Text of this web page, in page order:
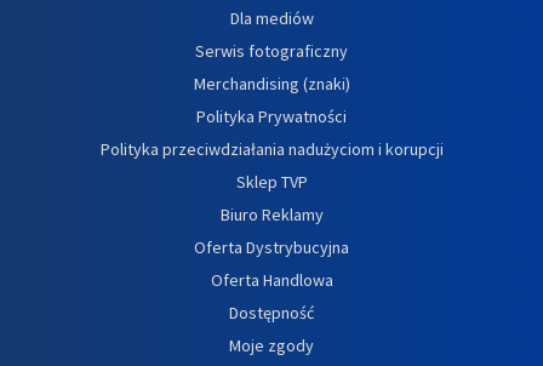
Dla mediów
Serwis fotograficzny
Merchandising (znaki)
Polityka Prywatności
Polityka przeciwdziałania nadużyciom i korupcji
Sklep TVP
Biuro Reklamy
Oferta Dystrybucyjna
Oferta Handlowa
Dostępność
Moje zgody